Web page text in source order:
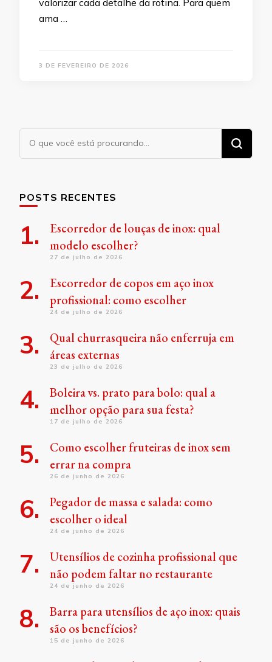
valorizar cada detalhe da rotina. Para quem
ama …
3 DE FEVEREIRO DE 2026
Procurando
algo?
POSTS RECENTES
Escorredor de louças de inox: qual
modelo escolher?
27 de julho de 2026
Escorredor de copos em aço inox
profissional: como escolher
24 de julho de 2026
Qual churrasqueira não enferruja em
áreas externas
23 de julho de 2026
Boleira vs. prato para bolo: qual a
melhor opção para sua festa?
17 de julho de 2026
Como escolher fruteiras de inox sem
errar na compra
26 de junho de 2026
Pegador de massa e salada: como
escolher o ideal
24 de junho de 2026
Utensílios de cozinha profissional que
não podem faltar no restaurante
24 de junho de 2026
Barra para utensílios de aço inox: quais
são os benefícios?
15 de junho de 2026